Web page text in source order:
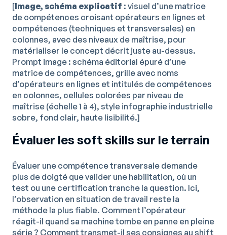
[Image, schéma explicatif : visuel d’une matrice
de compétences croisant opérateurs en lignes et
compétences (techniques et transversales) en
colonnes, avec des niveaux de maîtrise, pour
matérialiser le concept décrit juste au-dessus.
Prompt image : schéma éditorial épuré d’une
matrice de compétences, grille avec noms
d’opérateurs en lignes et intitulés de compétences
en colonnes, cellules colorées par niveau de
maîtrise (échelle 1 à 4), style infographie industrielle
sobre, fond clair, haute lisibilité.]
Évaluer les soft skills sur le terrain
Évaluer une compétence transversale demande
plus de doigté que valider une habilitation, où un
test ou une certification tranche la question. Ici,
l’observation en situation de travail reste la
méthode la plus fiable. Comment l’opérateur
réagit-il quand sa machine tombe en panne en pleine
série ? Comment transmet-il ses consignes au shift